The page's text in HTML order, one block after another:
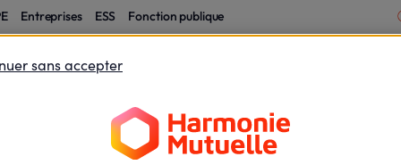
Entreprises ESS Fonction publique
Votre logement
Choisir un professionnel de santé partenaire
sans accepter